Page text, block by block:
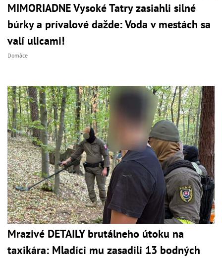
MIMORIADNE Vysoké Tatry zasiahli silné
búrky a prívalové dažde: Voda v mestách sa
valí ulicami!
Domáce
Mrazivé DETAILY brutálneho útoku na
taxikára: Mladíci mu zasadili 13 bodných